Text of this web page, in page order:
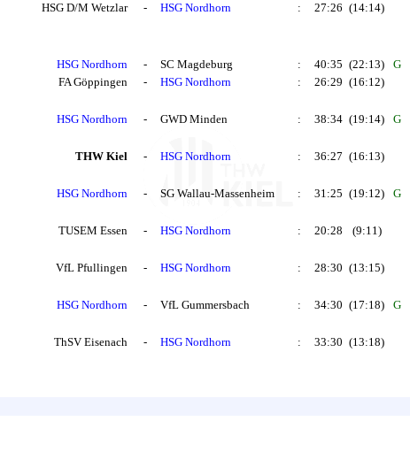
HSG D/M Wetzlar - HSG Nordhorn : 27:26 (14:14)
HSG Nordhorn - SC Magdeburg : 40:35 (22:13)
G
FA Göppingen - HSG Nordhorn : 26:29 (16:12)
HSG Nordhorn - GWD Minden : 38:34 (19:14) G
THW Kiel - HSG Nordhorn : 36:27 (16:13)
HSG Nordhorn - SG Wallau-Massenheim : 31:25 (19:12) G
TUSEM Essen - HSG Nordhorn : 20:28 (9:11)
VfL Pfullingen - HSG Nordhorn : 28:30 (13:15)
HSG Nordhorn - VfL Gummersbach : 34:30 (17:18) G
ThSV Eisenach - HSG Nordhorn : 33:30 (13:18)